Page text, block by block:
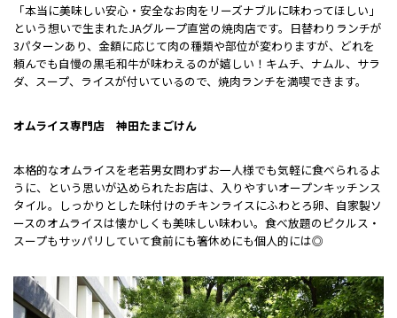
「本当に美味しい安心・安全なお肉をリーズナブルに味わってほしい」
という想いで生まれたJAグループ直営の焼肉店です。日替わりランチが
3パターンあり、金額に応じて肉の種類や部位が変わりますが、どれを
頼んでも自慢の黒毛和牛が味わえるのが嬉しい！キムチ、ナムル、サラ
ダ、スープ、ライスが付いているので、焼肉ランチを満喫できます。
オムライス専門店 神田たまごけん
本格的なオムライスを老若男女問わずお一人様でも気軽に食べられるよ
うに、という思いが込められたお店は、入りやすいオープンキッチンス
タイル。しっかりとした味付けのチキンライスにふわとろ卵、自家製ソ
ースのオムライスは懐かしくも美味しい味わい。食べ放題のピクルス・
スープもサッパリしていて食前にも箸休めにも個人的には◎